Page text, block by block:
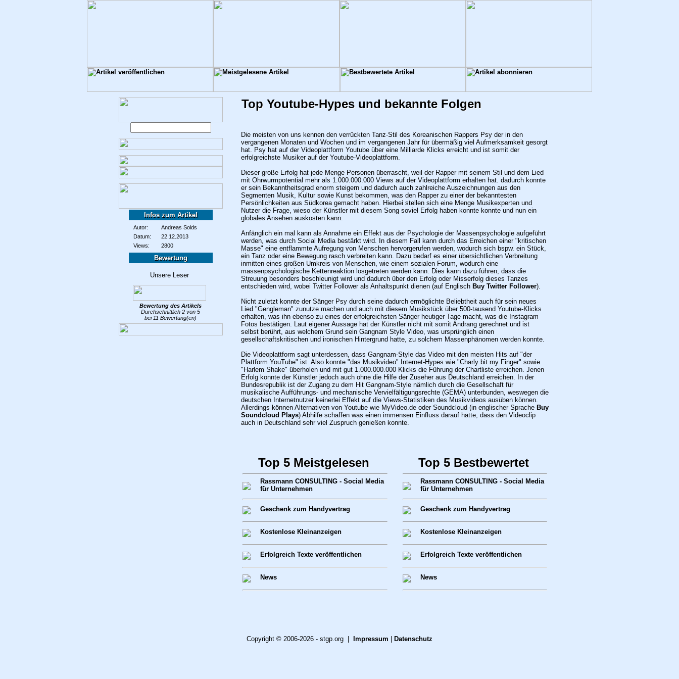
Infos zum Artikel
Autor:
Andreas Solds
Datum:
22.12.2013
Views:
2800
Bewertung
Bewertung des Artikels
Durchschnittlich 2 von 5
bei 11 Bewertung(en)
Top Youtube-Hypes und bekannte Folgen
Die meisten von uns kennen den verrückten Tanz-Stil des Koreanischen Rappers Psy der in den
vergangenen Monaten und Wochen und im vergangenen Jahr für übermäßig viel Aufmerksamkeit gesorgt
hat. Psy hat auf der Videoplattform Youtube über eine Milliarde Klicks erreicht und ist somit der
erfolgreichste Musiker auf der Youtube-Videoplattform.
Dieser große Erfolg hat jede Menge Personen überrascht, weil der Rapper mit seinem Stil und dem Lied
mit Ohrwurmpotential mehr als 1.000.000.000 Views auf der Videoplattform erhalten hat. dadurch konnte
er sein Bekanntheitsgrad enorm steigern und dadurch auch zahlreiche Auszeichnungen aus den
Segmenten Musik, Kultur sowie Kunst bekommen, was den Rapper zu einer der bekanntesten
Persönlichkeiten aus Südkorea gemacht haben. Hierbei stellen sich eine Menge Musikexperten und
Nutzer die Frage, wieso der Künstler mit diesem Song soviel Erfolg haben konnte konnte und nun ein
globales Ansehen auskosten kann.
Anfänglich ein mal kann als Annahme ein Effekt aus der Psychologie der Massenpsychologie aufgeführt
werden, was durch Social Media bestärkt wird. In diesem Fall kann durch das Erreichen einer "kritischen
Masse" eine entflammte Aufregung von Menschen hervorgerufen werden, wodurch sich bspw. ein Stück,
ein Tanz oder eine Bewegung rasch verbreiten kann. Dazu bedarf es einer übersichtlichen Verbreitung
inmitten eines großen Umkreis von Menschen, wie einem sozialen Forum, wodurch eine
massenpsychologische Kettenreaktion losgetreten werden kann. Dies kann dazu führen, dass die
Streuung besonders beschleunigt wird und dadurch über den Erfolg oder Misserfolg dieses Tanzes
entschieden wird, wobei Twitter Follower als Anhaltspunkt dienen (auf Englisch Buy Twitter Follower).
Nicht zuletzt konnte der Sänger Psy durch seine dadurch ermöglichte Beliebtheit auch für sein neues
Lied "Gengleman" zunutze machen und auch mit diesem Musikstück über 500-tausend Youtube-Klicks
erhalten, was ihn ebenso zu eines der erfolgreichsten Sänger heutiger Tage macht, was die Instagram
Fotos bestätigen. Laut eigener Aussage hat der Künstler nicht mit somit Andrang gerechnet und ist
selbst berührt, aus welchem Grund sein Gangnam Style Video, was ursprünglich einen
gesellschaftskritischen und ironischen Hintergrund hatte, zu solchem Massenphänomen werden konnte.
Die Videoplattform sagt unterdessen, dass Gangnam-Style das Video mit den meisten Hits auf "der
Plattform YouTube" ist. Also konnte "das Musikvideo" Internet-Hypes wie "Charly bit my Finger" sowie
"Harlem Shake" überholen und mit gut 1.000.000.000 Klicks die Führung der Chartliste erreichen. Jenen
Erfolg konnte der Künstler jedoch auch ohne die Hilfe der Zuseher aus Deutschland erreichen. In der
Bundesrepublik ist der Zugang zu dem Hit Gangnam-Style nämlich durch die Gesellschaft für
musikalische Aufführungs- und mechanische Vervielfältigungsrechte (GEMA) unterbunden, weswegen die
deutschen Internetnutzer keinerlei Effekt auf die Views-Statistiken des Musikvideos ausüben können.
Allerdings können Alternativen von Youtube wie MyVideo.de oder Soundcloud (in englischer Sprache Buy
Soundcloud Plays) Abhilfe schaffen was einen immensen Einfluss darauf hatte, dass den Videoclip
auch in Deutschland sehr viel Zuspruch genießen konnte.
Top 5 Meistgelesen
Rassmann CONSULTING - Social Media
für Unternehmen
Geschenk zum Handyvertrag
Kostenlose Kleinanzeigen
Erfolgreich Texte veröffentlichen
News
Top 5 Bestbewertet
Rassmann CONSULTING - Social Media
für Unternehmen
Geschenk zum Handyvertrag
Kostenlose Kleinanzeigen
Erfolgreich Texte veröffentlichen
News
Copyright © 2006-2026 - stgp.org | Impressum Datenschutz